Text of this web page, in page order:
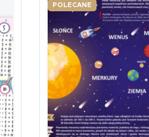
POLECANE